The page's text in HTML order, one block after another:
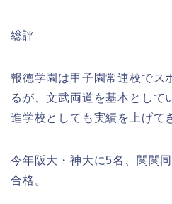
総評
報徳学園は甲子園常連校でス
るが、文武両道を基本として
進学校としても実績を上げて
今年阪大・神大に5名、関関
合格。